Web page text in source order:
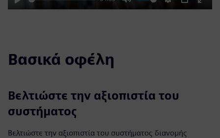
Play Mute Settings
PIP
Enter
Βασικά οφέλη
Βελτιώστε την αξιοπιστία του
συστήματος
Βελτιώστε την αξιοπιστία του συστήματος διανομής